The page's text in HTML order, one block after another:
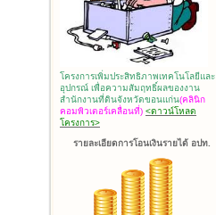
โครงการเพิ่มประสิทธิภาพเทคโนโลยีและ
อุปกรณ์ เพื่อความสัมฤทธิ์ผลของงาน
สำนักงานที่ดินจังหวัดขอนแก่น(คลินิก
คอมพิวเตอร์เคลื่อนที่) <ดาวน์โหลด
โครงการ>
รายละเอียดการโอนเงินรายได้ อปท.